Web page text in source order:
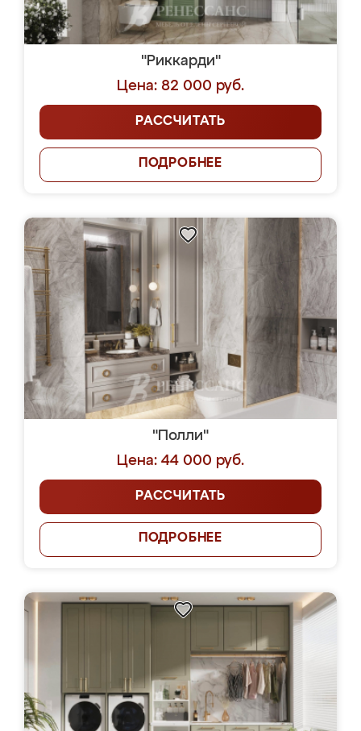
"Риккарди"
Цена: 82 000 руб.
РАССЧИТАТЬ
ПОДРОБНЕЕ
"Полли"
Цена: 44 000 руб.
РАССЧИТАТЬ
ПОДРОБНЕЕ